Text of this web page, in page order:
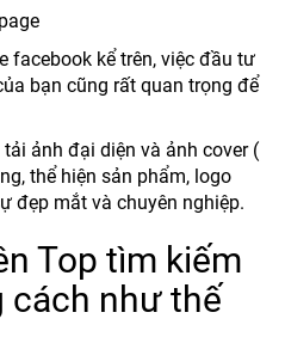
facebook kể trên, việc đầu tư
bạn cũng rất quan trọng để
ảnh đại diện và ảnh cover (
thể hiện sản phẩm, logo
đẹp mắt và chuyên nghiệp.
Top tìm kiếm
cách như thế